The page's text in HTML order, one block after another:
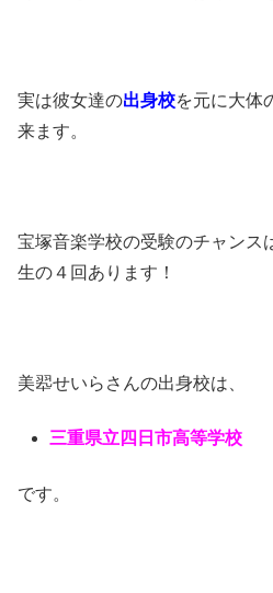
実は彼女達の出身校を元に大体
来ます。
宝塚音楽学校の受験のチャンス
生の４回あります！
美翆せいらさんの出身校は、
三重県立四日市高等学校
です。